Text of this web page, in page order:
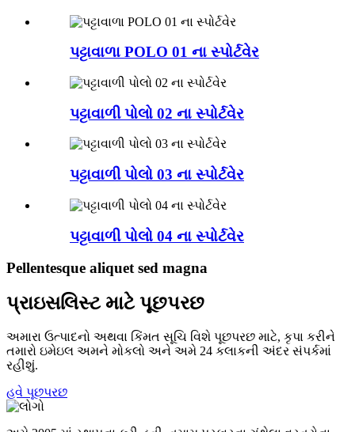
પટ્ટાવાળા POLO 01 ના સ્પોર્ટવેર
પટ્ટાવાળી પોલો 02 ના સ્પોર્ટવેર
પટ્ટાવાળી પોલો 03 ના સ્પોર્ટવેર
પટ્ટાવાળી પોલો 04 ના સ્પોર્ટવેર
Pellentesque aliquet sed magna
પ્રાઇસલિસ્ટ માટે પૂછપરછ
અમારા ઉત્પાદનો અથવા કિંમત સૂચિ વિશે પૂછપરછ માટે, કૃપા કરીને
તમારો ઇમેઇલ અમને મોકલો અને અમે 24 કલાકની અંદર સંપર્કમાં
રહીશું.
હવે પૂછપરછ